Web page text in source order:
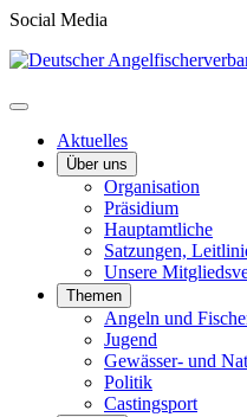
Social Media
Aktuelles
Über uns
Organisation
Präsidium
Hauptamtliche
Satzungen,
Unsere
Themen
Angeln und
Jugend
Gewässer- und
Politik
Castingsport